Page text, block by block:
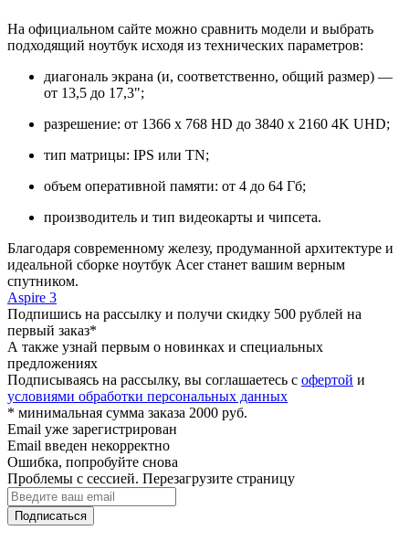
На официальном сайте можно сравнить модели и выбрать
подходящий ноутбук исходя из технических параметров:
диагональ экрана (и, соответственно, общий размер) —
от 13,5 до 17,3";
разрешение: от 1366 x 768 HD до 3840 x 2160 4K UHD;
тип матрицы: IPS или TN;
объем оперативной памяти: от 4 до 64 Гб;
производитель и тип видеокарты и чипсета.
Благодаря современному железу, продуманной архитектуре и
идеальной сборке ноутбук Acer станет вашим верным
спутником.
Aspire 3
Подпишись на рассылку и получи скидку 500 рублей на
первый заказ*
А также узнай первым о новинках и специальных
предложениях
Подписываясь на рассылку, вы соглашаетесь с офертой и
условиями обработки персональных данных
* минимальная сумма заказа 2000 руб.
Email уже зарегистрирован
Email введен некорректно
Ошибка, попробуйте снова
Проблемы с сессией. Перезагрузите страницу
Подписаться